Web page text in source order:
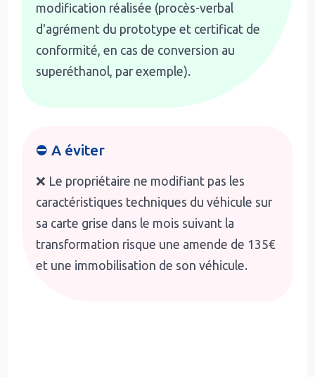
modification réalisée (procès-verbal
d'agrément du prototype et certificat de
conformité, en cas de conversion au
superéthanol, par exemple).
⛔ A éviter
❌ Le propriétaire ne modifiant pas les
caractéristiques techniques du véhicule sur
sa carte grise dans le mois suivant la
transformation risque une amende de 135€
et une immobilisation de son véhicule.